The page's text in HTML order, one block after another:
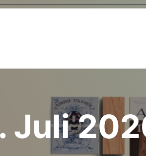
Juli